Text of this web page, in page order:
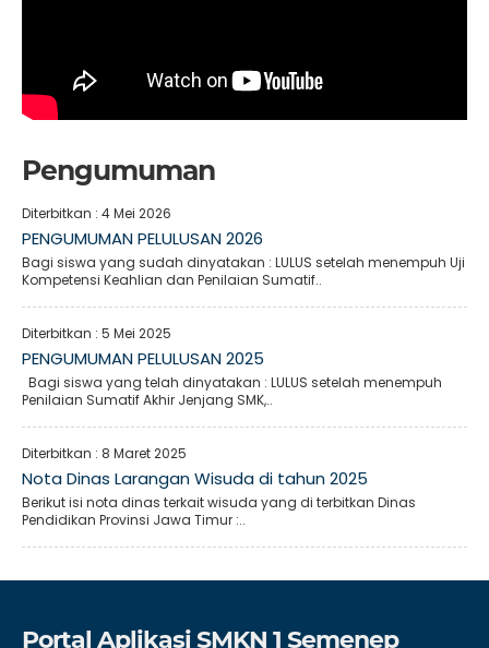
Pengumuman
Diterbitkan : 4 Mei 2026
PENGUMUMAN PELULUSAN 2026
Bagi siswa yang sudah dinyatakan : LULUS setelah menempuh Uji
Kompetensi Keahlian dan Penilaian Sumatif..
Diterbitkan : 5 Mei 2025
PENGUMUMAN PELULUSAN 2025
Bagi siswa yang telah dinyatakan : LULUS setelah menempuh
Penilaian Sumatif Akhir Jenjang SMK,..
Diterbitkan : 8 Maret 2025
Nota Dinas Larangan Wisuda di tahun 2025
Berikut isi nota dinas terkait wisuda yang di terbitkan Dinas
Pendidikan Provinsi Jawa Timur :..
Portal Aplikasi SMKN 1 Semenep